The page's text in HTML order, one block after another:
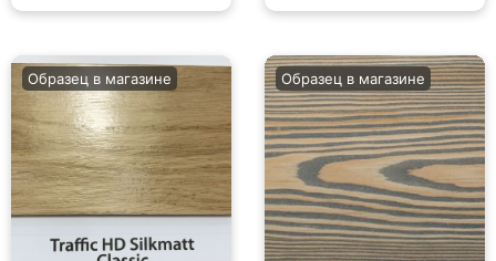
Образец в магазине Образец в магазине